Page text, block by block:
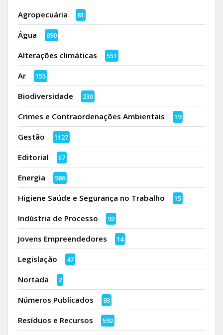
Agropecuária 81
Água 890
Alterações climáticas 551
Ar 155
Biodiversidade 230
Crimes e Contraordenações Ambientais 19
Gestão 1127
Editorial 57
Energia 986
Higiene Saúde e Segurança no Trabalho 15
Indústria de Processo 92
Jovens Empreendedores 14
Legislação 47
Nortada 2
Números Publicados 93
Resíduos e Recursos 592